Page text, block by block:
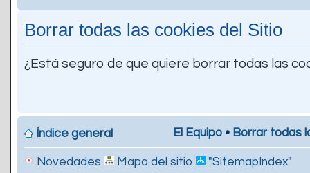
Borrar todas las cookies del Sitio
¿Está seguro de que quiere borrar todas las
Índice general El Equipo • Borrar todas
Novedades Mapa del sitio "SitemapIndex"